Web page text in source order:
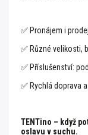
✅ Pronájem i
✅ Různé velikosti,
✅ Příslušenství:
✅ Rychlá doprava
TENTino – když
oslavu v suchu.